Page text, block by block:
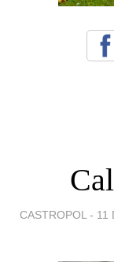
CASTROPOL - 11